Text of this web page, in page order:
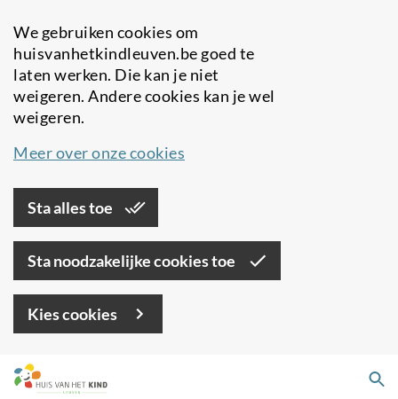
We gebruiken cookies om
huisvanhetkindleuven.be goed te
laten werken. Die kan je niet
weigeren. Andere cookies kan je wel
weigeren.
Meer over onze cookies
Sta alles toe
Sta noodzakelijke cookies toe
Kies cookies
Overslaan
en